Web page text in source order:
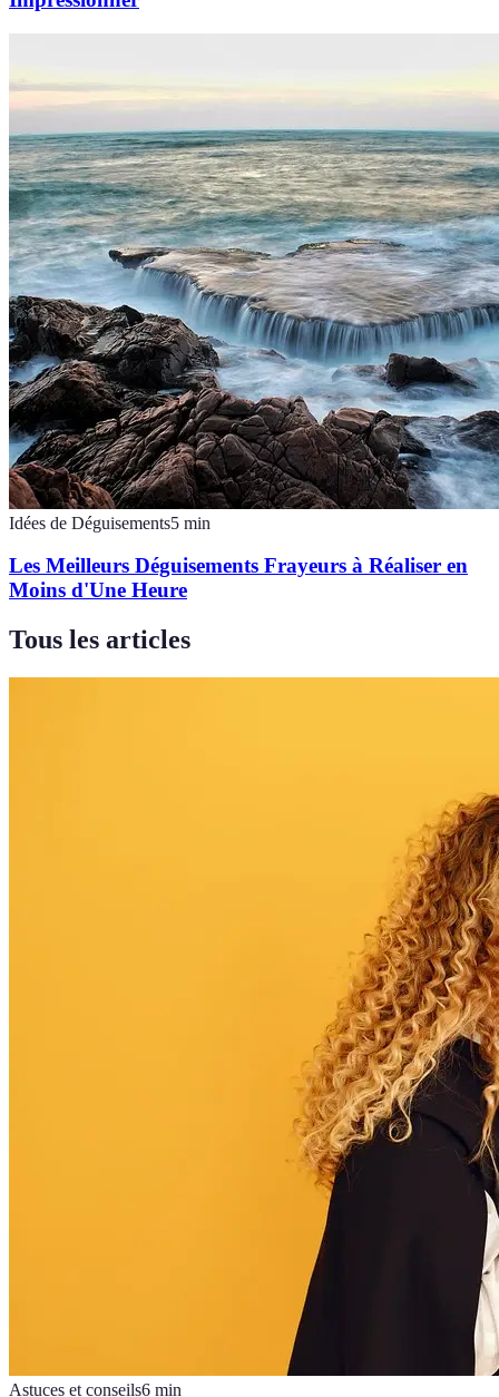
Idées de Déguisements5 min
Les Meilleurs Déguisements Frayeurs à Réaliser en
Moins d'Une Heure
Tous les articles
Astuces et conseils6 min